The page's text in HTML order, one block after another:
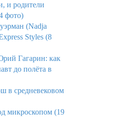
и родители
фото)
(Nadja
Styles (8
Гагарин: как
до полёта в
в средневековом
микроскопом (19